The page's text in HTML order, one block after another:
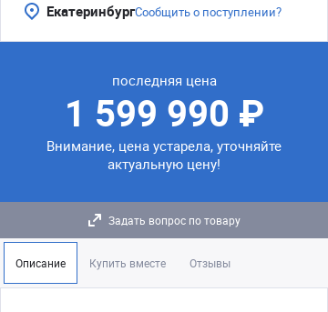
ЕкатеринбургСообщить о поступлении?
последняя цена
1 599 990 ₽
Внимание, цена устарела, уточняйте
актуальную цену!
Задать вопрос по товару
Описание Купить вместе Отзывы